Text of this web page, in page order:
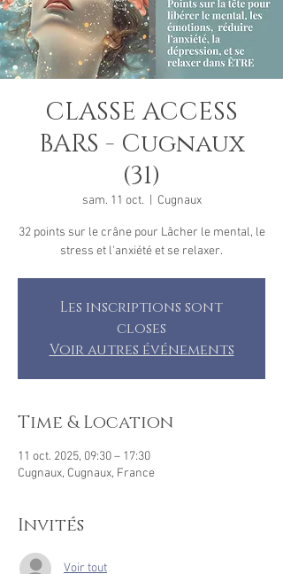
CLASSE ACCESS
BARS - Cugnaux
(31)
sam. 11 oct. Cugnaux
32 points sur le crâne pour Lâcher le mental, le
stress et l'anxiété et se relaxer.
Les inscriptions sont
closes
Voir autres événements
Time & Location
11 oct. 2025, 09:30 – 17:30
Cugnaux, Cugnaux, France
Invités
Voir tout